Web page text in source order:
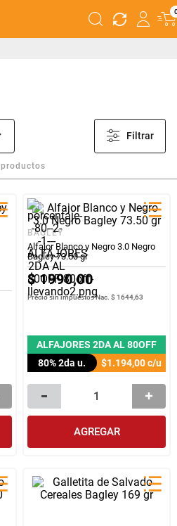
Filtrar
productos
BAGLEY
Alfajor Blanco y Negro 3.0 Negro
Bagley 73.50 gr
$ 1990,00
Precio sin impuestos Nac.$ 1644,63
ALFAJORES 2DA AL 80OFF
80% 2da u.
$1.194,00c/u
AGREGAR